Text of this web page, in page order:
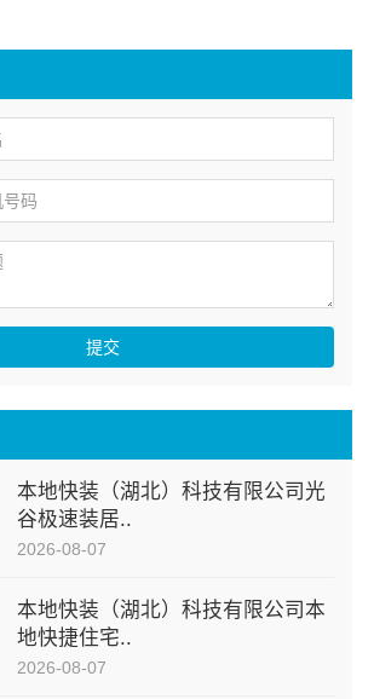
本地快装（湖北）科技有限公司光
谷极速装居..
2026-08-07
本地快装（湖北）科技有限公司本
地快捷住宅..
2026-08-07
提交